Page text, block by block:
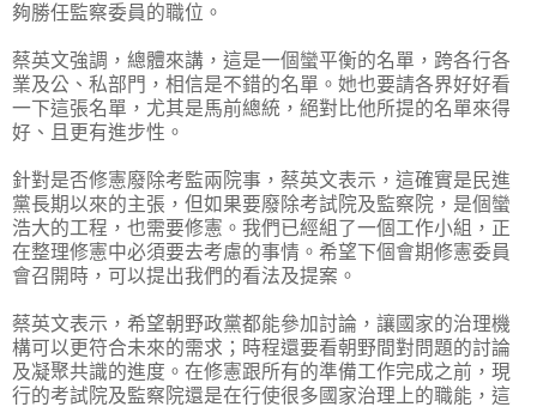
夠勝任監察委員的職位。
蔡英文強調，總體來講，這是一個蠻平衡的名單，跨各行各
業及公、私部門，相信是不錯的名單。她也要請各界好好看
一下這張名單，尤其是馬前總統，絕對比他所提的名單來得
好、且更有進步性。
針對是否修憲廢除考監兩院事，蔡英文表示，這確實是民進
黨長期以來的主張，但如果要廢除考試院及監察院，是個蠻
浩大的工程，也需要修憲。我們已經組了一個工作小組，正
在整理修憲中必須要去考慮的事情。希望下個會期修憲委員
會召開時，可以提出我們的看法及提案。
蔡英文表示，希望朝野政黨都能參加討論，讓國家的治理機
構可以更符合未來的需求；時程還要看朝野間對問題的討論
及凝聚共識的進度。在修憲跟所有的準備工作完成之前，現
行的考試院及監察院還是在行使很多國家治理上的職能，這